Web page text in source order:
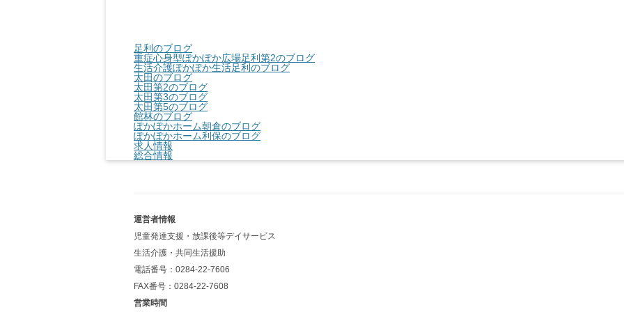
足利のブログ
重症心身型ぽかぽか広場足利第2のブログ
生活介護ぽかぽか生活足利のブログ
太田のブログ
太田第2のブログ
太田第3のブログ
太田第5のブログ
館林のブログ
ぽかぽかホーム朝倉のブログ
ぽかぽかホーム利保のブログ
求人情報
総合情報
運営者情報
児童発達支援・放課後等デイサービス
生活介護・共同生活援助
電話番号：0284-22-7606
FAX番号：0284-22-7608
営業時間